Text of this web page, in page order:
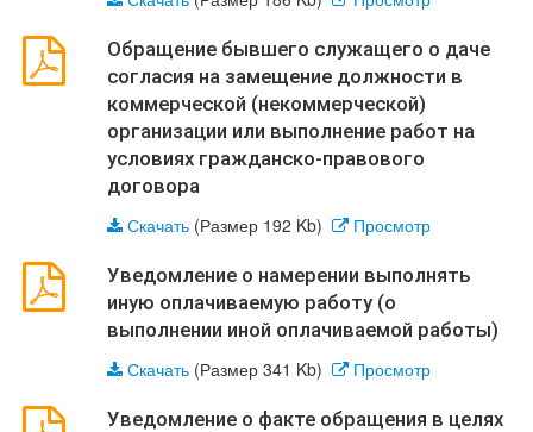
Обращение бывшего служащего о даче
согласия на замещение должности в
коммерческой (некоммерческой)
организации или выполнение работ на
условиях гражданско-правового
договора
Скачать(Размер 192 Kb) Просмотр
Уведомление о намерении выполнять
иную оплачиваемую работу (о
выполнении иной оплачиваемой работы)
Скачать(Размер 341 Kb) Просмотр
Уведомление о факте обращения в целях